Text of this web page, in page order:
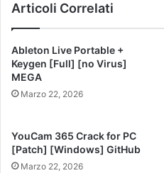
Articoli Correlati
Ableton Live Portable +
Keygen [Full] [no Virus]
MEGA
Marzo 22, 2026
YouCam 365 Crack for PC
[Patch] [Windows] GitHub
Marzo 22, 2026